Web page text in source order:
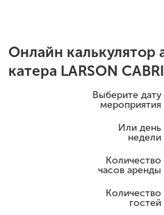
Онлайн калькулятор
катера LARSON
Выберите дату
мероприятия
Или день
недели
Количество
часов аренды
Количество
гостей